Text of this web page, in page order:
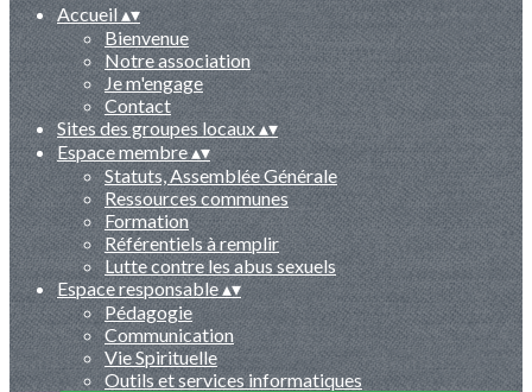
Accueil▴▾
Bienvenue
Notre association
Je m'engage
Contact
Sites des groupes locaux▴▾
Espace membre▴▾
Statuts, Assemblée Générale
Ressources communes
Formation
Référentiels à remplir
Lutte contre les abus sexuels
Espace responsable▴▾
Pédagogie
Communication
Vie Spirituelle
Outils et services informatiques